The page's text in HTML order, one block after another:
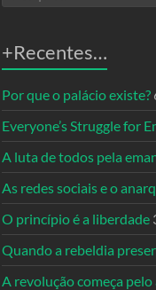
+Recentes…
Por que o palácio existe?
Everyone’s Struggle for
A luta de todos pela
As redes sociais e o
O princípio é a liberdade
Quando a rebeldia
A revolução começa